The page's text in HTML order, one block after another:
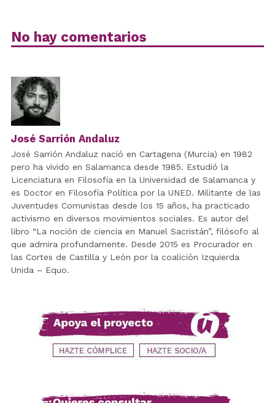
No hay comentarios
José Sarrión Andaluz
José Sarrión Andaluz nació en Cartagena (Murcia) en 1982
pero ha vivido en Salamanca desde 1985. Estudió la
Licenciatura en Filosofía en la Universidad de Salamanca y
es Doctor en Filosofía Política por la UNED. Militante de las
Juventudes Comunistas desde los 15 años, ha practicado
activismo en diversos movimientos sociales. Es autor del
libro “La noción de ciencia en Manuel Sacristán”, filósofo al
que admira profundamente. Desde 2015 es Procurador en
las Cortes de Castilla y León por la coalición Izquierda
Unida – Equo.